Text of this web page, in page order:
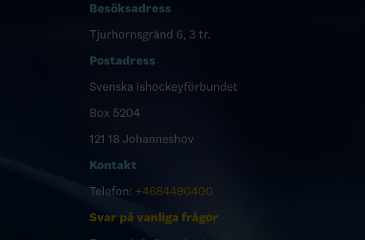
Besöksadress
Tjurhornsgränd 6, 3 tr.
Postadress
Svenska Ishockeyförbundet
Box 5204
121 18 Johanneshov
Kontakt
Telefon: +4684490400
Svar på vanliga frågor